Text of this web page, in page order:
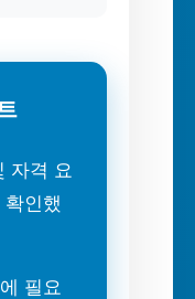
자격 요
인했
필요